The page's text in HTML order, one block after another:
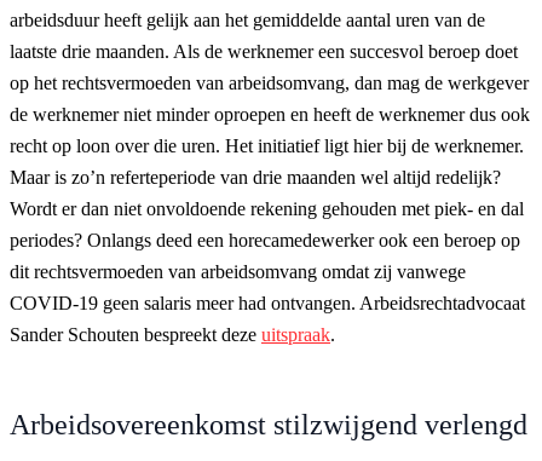
arbeidsduur heeft gelijk aan het gemiddelde aantal uren van de
laatste drie maanden. Als de werknemer een succesvol beroep doet
op het rechtsvermoeden van arbeidsomvang, dan mag de werkgever
de werknemer niet minder oproepen en heeft de werknemer dus ook
recht op loon over die uren. Het initiatief ligt hier bij de werknemer.
Maar is zo’n referteperiode van drie maanden wel altijd redelijk?
Wordt er dan niet onvoldoende rekening gehouden met piek- en dal
periodes? Onlangs deed een horecamedewerker ook een beroep op
dit rechtsvermoeden van arbeidsomvang omdat zij vanwege
COVID-19 geen salaris meer had ontvangen. Arbeidsrechtadvocaat
Sander Schouten bespreekt deze uitspraak.
Arbeidsovereenkomst stilzwijgend verlengd